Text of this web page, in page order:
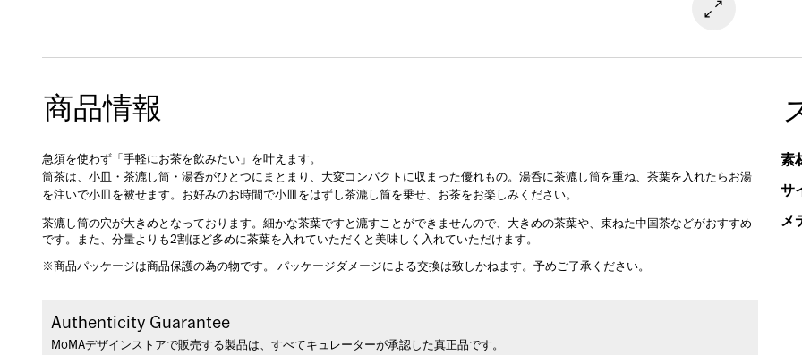
商品情報
急須を使わず「手軽にお茶を飲みたい」を叶えます。
筒茶は、小皿・茶漉し筒・湯呑がひとつにまとまり、大変コンパクトに収まった優れもの。湯呑に茶漉し筒を重ね、茶葉を入れたらお湯
を注いで小皿を被せます。お好みのお時間で小皿をはずし茶漉し筒を乗せ、お茶をお楽しみください。
茶漉し筒の穴が大きめとなっております。細かな茶葉ですと漉すことができませんので、大きめの茶葉や、束ねた中国茶などがおすすめ
です。また、分量よりも2割ほど多めに茶葉を入れていただくと美味しく入れていただけます。
※商品パッケージは商品保護の為の物です。 パッケージダメージによる交換は致しかねます。予めご了承ください。
Authenticity Guarantee
MoMAデザインストアで販売する製品は、すべてキュレーターが承認した真正品です。
素
サ
メ